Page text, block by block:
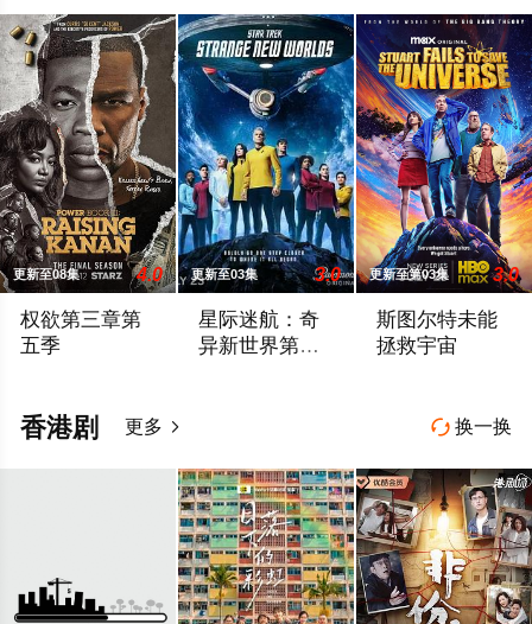
更新至08集 4.0
权欲第三章第
五季
更新至03集 3.0
星际迷航：奇
异新世界第四
更新至第03集 3.0
斯图尔特未能
拯救宇宙
 换一换
香港剧 更多 